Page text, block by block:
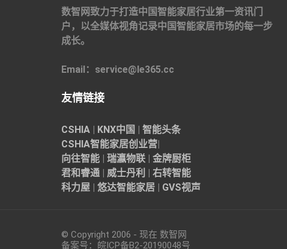
数智网致力于打造中国智能家居行业第一资讯门
户，以全媒体视角记录中国智能家居市场的每一步
成长。
Email：service@le365.cc
友情链接
CSHIA | KNX中国 | 智能头条
CSHIA智能家居创业营|
向往智能 | 瑞瀛物联 | 金牌厨柜
君和睿通 | 威士丹利 | 右转智能
科力屋 | 悠达智能家居 | GVS视声
© Copyright 2006 - 现在 数智网
备案号： 皖ICP备B2-20190048号